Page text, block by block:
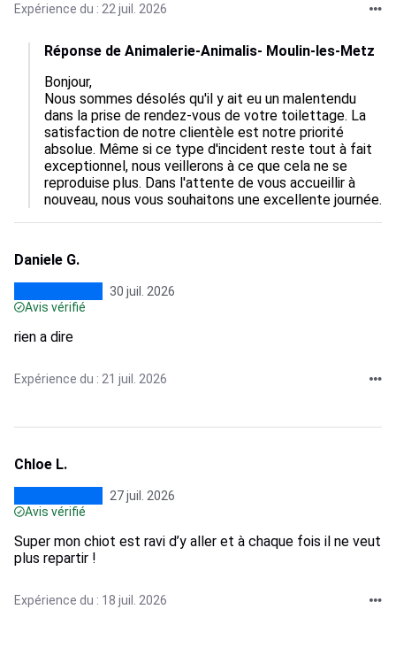
Expérience du : 22 juil. 2026
Réponse de Animalerie-Animalis- Moulin-les-Metz
Bonjour,
Nous sommes désolés qu'il y ait eu un malentendu
dans la prise de rendez-vous de votre toilettage. La
satisfaction de notre clientèle est notre priorité
absolue. Même si ce type d'incident reste tout à fait
exceptionnel, nous veillerons à ce que cela ne se
reproduise plus. Dans l'attente de vous accueillir à
nouveau, nous vous souhaitons une excellente journée.
Daniele G.
30 juil. 2026
Avis vérifié
rien a dire
Expérience du : 21 juil. 2026
Chloe L.
27 juil. 2026
Avis vérifié
Super mon chiot est ravi d’y aller et à chaque fois il ne veut
plus repartir !
Expérience du : 18 juil. 2026